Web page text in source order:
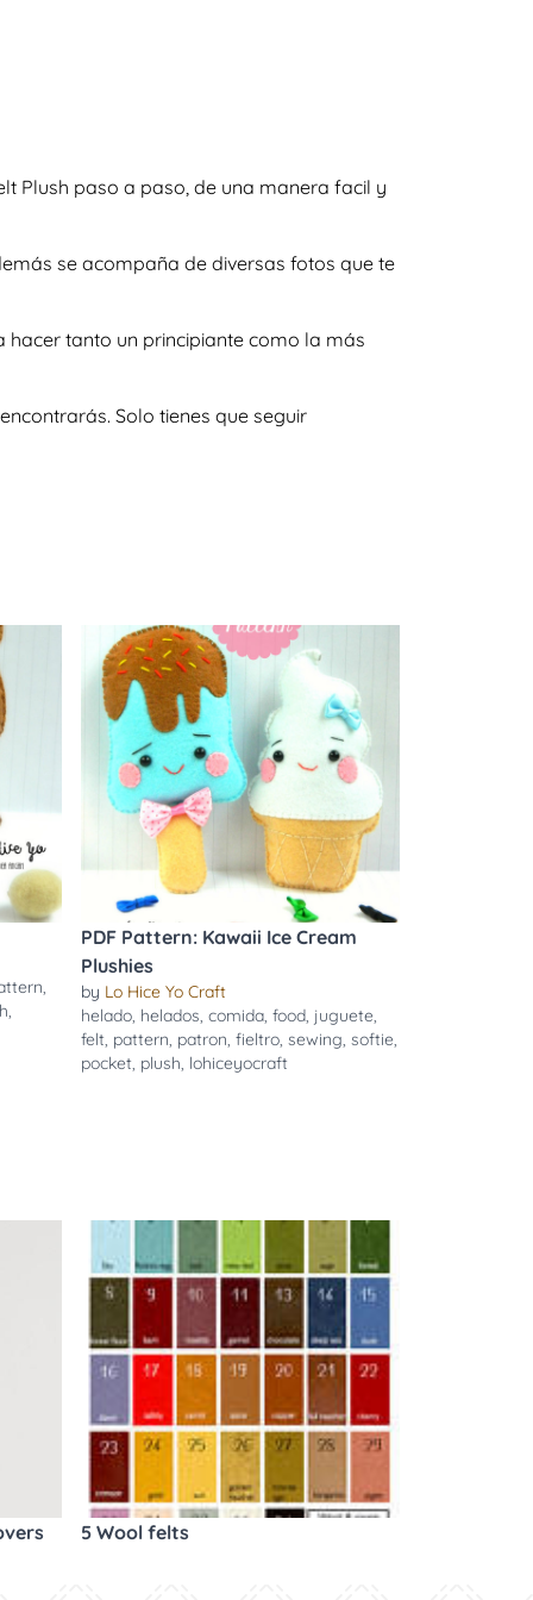
Plush paso a paso, de una manera facil y
se acompaña de diversas fotos que te
tanto un principiante como la más
Solo tienes que seguir
,
,
PDF Pattern: Kawaii Ice Cream
Plushies
by Lo Hice Yo Craft
helado, helados, comida, food, juguete,
felt, pattern, patron, fieltro, sewing, softie,
pocket, plush, lohiceyocraft
5 Wool felts